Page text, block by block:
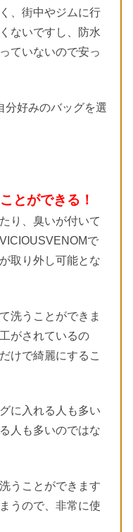
、街中やジムに行
ないですし、防水
ていないので安っ
分好みのバッグを選
とができる！
り、臭いが付いて
で
取り外し可能とな
洗うことができま
がされているの
けで綺麗にするこ
に入れる人も多い
人も多いのではな
うことができます
うので、非常に使